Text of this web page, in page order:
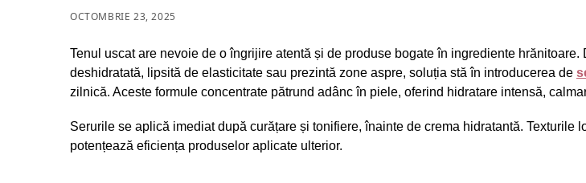
OCTOMBRIE 23, 2025
Tenul uscat are nevoie de o îngrijire atentă și de produse bogate în ingrediente hrănitoare.
deshidratată, lipsită de elasticitate sau prezintă zone aspre, soluția stă în introducerea de
zilnică. Aceste formule concentrate pătrund adânc în piele, oferind hidratare intensă,
Serurile se aplică imediat după curățare și tonifiere, înainte de crema hidratantă. Texturile
potențează eficiența produselor aplicate ulterior.